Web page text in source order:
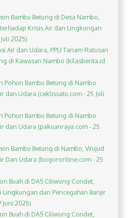
Bambu Betung di Desa Nambo,
Krisis Air dan Lingkungan
2025)
Air dan Udara, PPLI Tanam Ratusan
di Kawasan Nambo (kilasberita.id
Pohon Bambu Betung di Nambo
dan Udara (ceklissatu.com - 25 Juli
Pohon Bambu Betung di Nambo
dan Udara (pakuanraya.com - 25
Bambu Betung di Nambo, Wujud
Dan Udara (bogoronline.com - 25
Buah di DAS Ciliwung Condet,
Lingkungan dan Pencegahan Banjir
Juni 2025)
Buah di DAS Ciliwung Condet,